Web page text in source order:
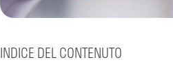
INDICE DEL CONTENUTO